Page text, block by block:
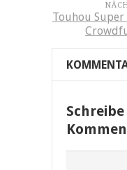
Touhou Super